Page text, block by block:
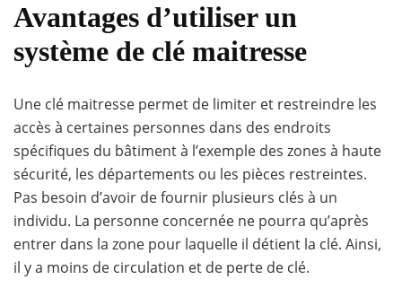
Avantages d’utiliser un
système de clé maitresse
Une clé maitresse permet de limiter et restreindre les
accès à certaines personnes dans des endroits
spécifiques du bâtiment à l’exemple des zones à haute
sécurité, les départements ou les pièces restreintes.
Pas besoin d’avoir de fournir plusieurs clés à un
individu. La personne concernée ne pourra qu’après
entrer dans la zone pour laquelle il détient la clé. Ainsi,
il y a moins de circulation et de perte de clé.